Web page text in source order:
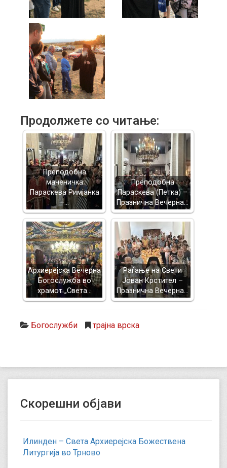
Продолжете со читање:
Преподобна
маченичка
Параскева Римјанка
–…
Преподобна
Параскева (Петка) –
Празнична Вечерна…
Архиерејска Вечерна
Богослужба во
храмот „Света…
Раѓање на Свети
Јован Крстител –
Празнична Вечерна…
Богослужби трајна врска
Скорешни објави
Илинден – Света Архиерејска Божествена
Литургија во Трново